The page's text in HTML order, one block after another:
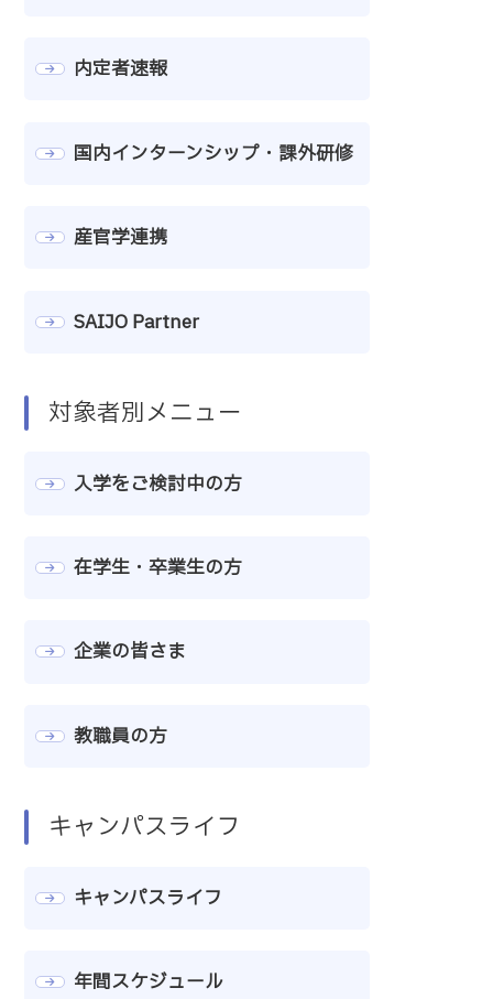
内定者速報
国内インターンシップ・課外研修
産官学連携
SAIJO Partner
対象者別メニュー
入学をご検討中の方
在学生・卒業生の方
企業の皆さま
教職員の方
キャンパスライフ
キャンパスライフ
年間スケジュール